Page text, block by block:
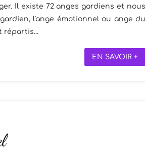
Il existe 72 anges gardiens et
l'ange émotionnel ou ange
répartis...
EN SAVOIR +